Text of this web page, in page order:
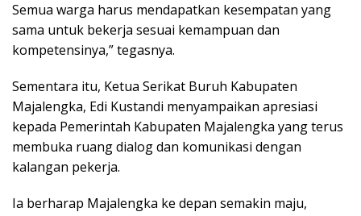
Semua warga harus mendapatkan kesempatan yang
sama untuk bekerja sesuai kemampuan dan
kompetensinya,” tegasnya.
Sementara itu, Ketua Serikat Buruh Kabupaten
Majalengka, Edi Kustandi menyampaikan apresiasi
kepada Pemerintah Kabupaten Majalengka yang terus
membuka ruang dialog dan komunikasi dengan
kalangan pekerja.
Ia berharap Majalengka ke depan semakin maju,